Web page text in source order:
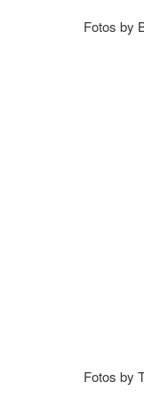
Fotos by
Fotos by